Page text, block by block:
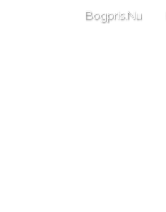
Bogpris.Nu